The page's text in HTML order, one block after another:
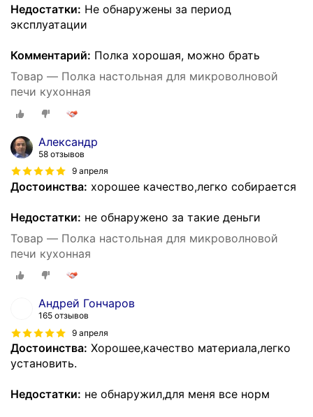
Недостатки: Не обнаружены за период
эксплуатации
Комментарий: Полка хорошая, можно брать
Товар — Полка настольная для микроволновой
печи кухонная
Александр
58 отзывов
9 апреля
Достоинства: хорошее качество,легко собирается
Недостатки: не обнаружено за такие деньги
Товар — Полка настольная для микроволновой
печи кухонная
Андрей Гончаров
165 отзывов
9 апреля
Достоинства: Хорошее,качество материала,легко
установить.
Недостатки: не обнаружил,для меня все норм